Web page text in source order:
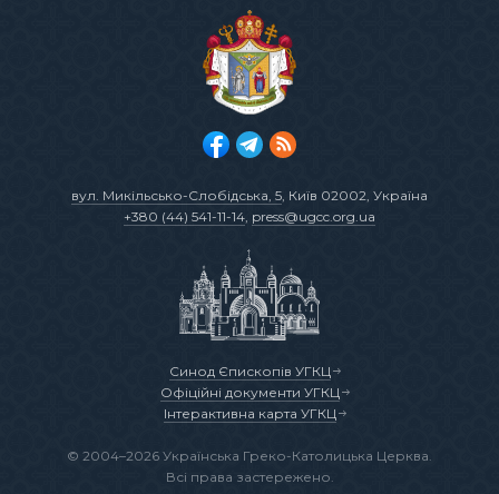
вул. Микільсько-Слобідська, 5, Київ 02002, Україна
+380 (44) 541-11-14, press@ugcc.org.ua
Синод Єпископів УГКЦ
Офіційні документи УГКЦ
Інтерактивна карта УГКЦ
© 2004–2026 Українська Греко-Католицька Церква.
Всі права застережено.